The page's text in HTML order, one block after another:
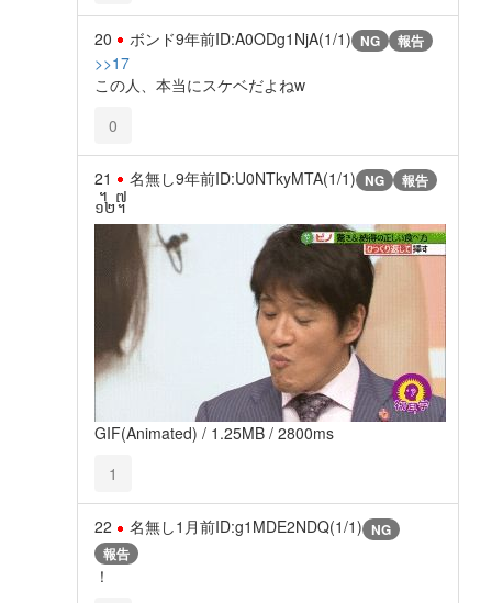
20 ボンド9年前ID:A0ODg1NjA(1/1) NG 報告
>>17
この人、本当にスケベだよねw
0
21 名無し9年前ID:U0NTkyMTA(1/1) NG 報告
᧼᧧
GIF(Animated) / 1.25MB / 2800ms
1
22 名無し1月前ID:g1MDE2NDQ(1/1) NG
報告
！